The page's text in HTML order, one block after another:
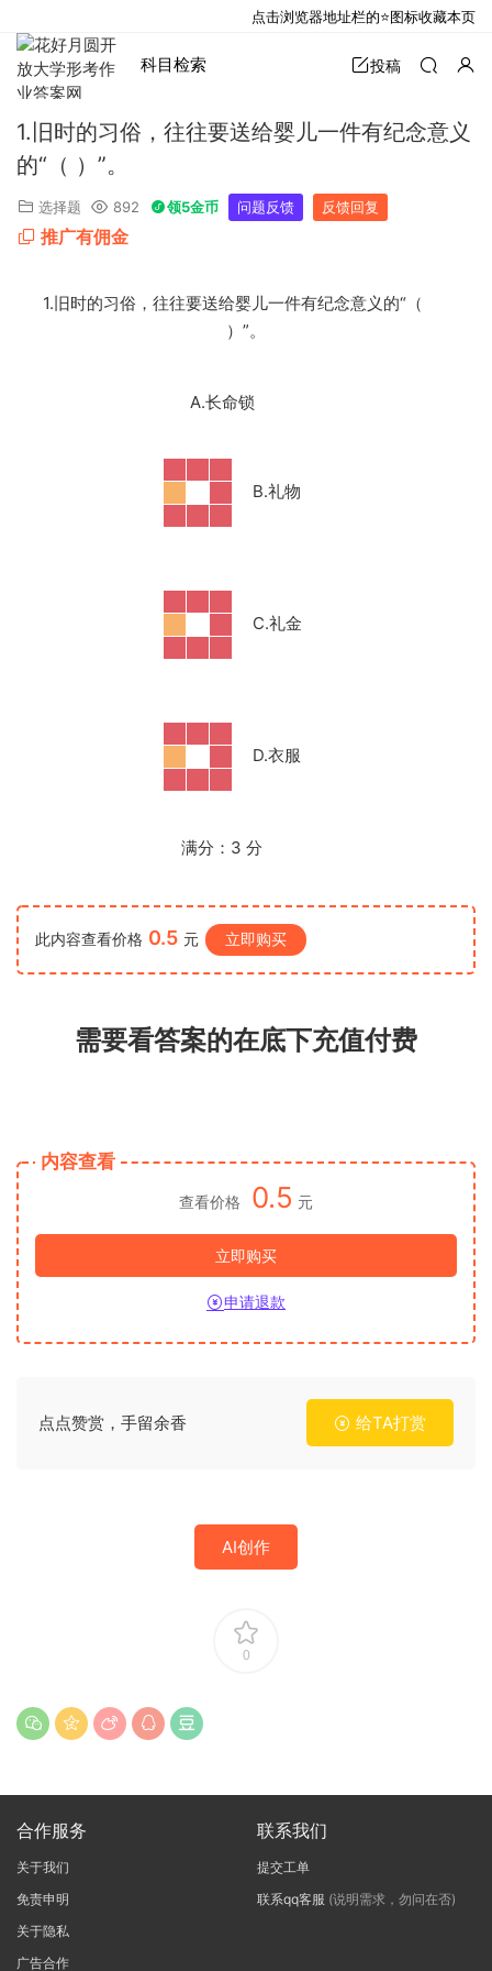
科目检索 投稿
1.旧时的习俗，往往要送给婴儿一件有纪念意义
的“（ ）”。
选择题 892 领5金币 问题反馈 反馈回复
推广有佣金
1.旧时的习俗，往往要送给婴儿一件有纪念意义的“（
）”。
A.长命锁
B.礼物
C.礼金
D.衣服
满分： 3 分
此内容查看价格 0.5 元 立即购买
需要看答案的在底下充值付费
内容查看
查看价格 0.5 元
立即购买
申请退款
点点赞赏，手留余香 给TA打赏
AI创作
0
合作服务
关于我们
免责申明
关于隐私
广告合作
联系我们
提交工单
联系qq客服 (说明需求，勿问在否)
点击浏览器地址栏的⭐图标收藏本页